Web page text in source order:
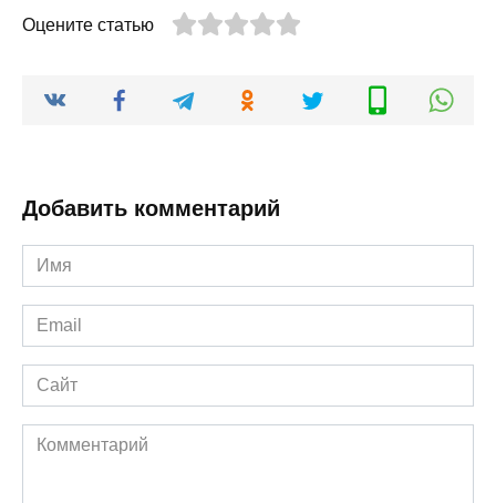
Оцените статью
Добавить комментарий
Имя
*
Email
*
Сайт
Комментарий